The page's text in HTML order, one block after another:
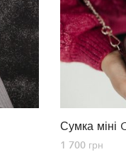
Сумка міні
1 700 грн